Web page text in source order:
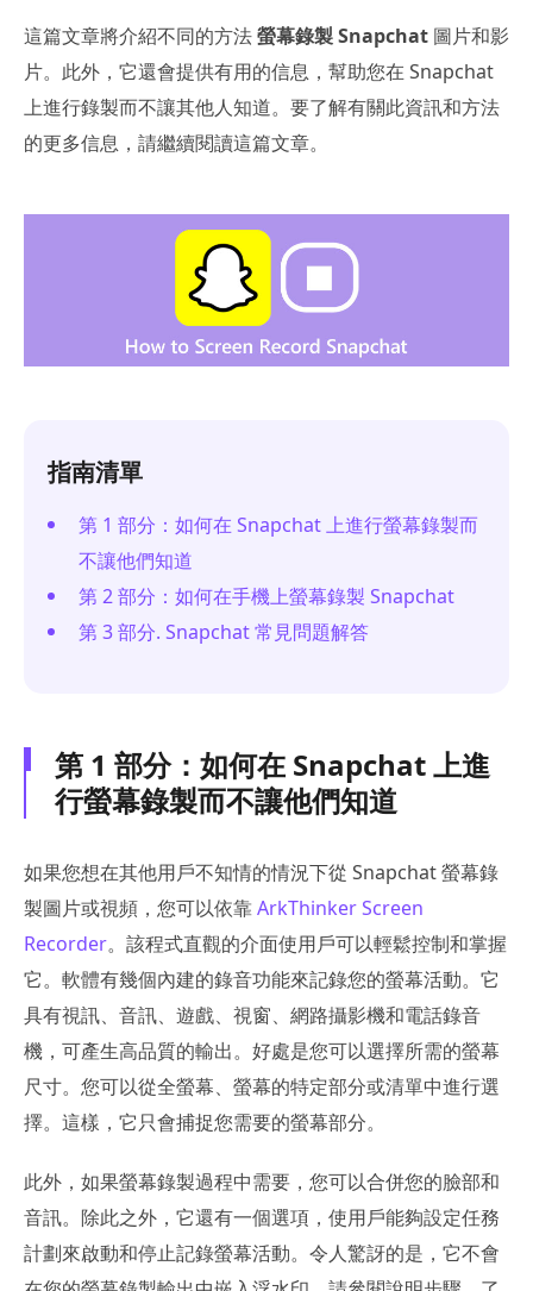
這篇文章將介紹不同的方法螢幕錄製 Snapchat 圖片和影
片。此外，它還會提供有用的信息，幫助您在 Snapchat
上進行錄製而不讓其他人知道。要了解有關此資訊和方法
的更多信息，請繼續閱讀這篇文章。
指南清單
第 1 部分：如何在 Snapchat 上進行螢幕錄製而
不讓他們知道
第 2 部分：如何在手機上螢幕錄製 Snapchat
第 3 部分. Snapchat 常見問題解答
第 1 部分：如何在 Snapchat 上進
行螢幕錄製而不讓他們知道
如果您想在其他用戶不知情的情況下從 Snapchat 螢幕錄
製圖片或視頻，您可以依靠ArkThinker Screen
Recorder。該程式直觀的介面使用戶可以輕鬆控制和掌握
它。軟體有幾個內建的錄音功能來記錄您的螢幕活動。它
具有視訊、音訊、遊戲、視窗、網路攝影機和電話錄音
機，可產生高品質的輸出。好處是您可以選擇所需的螢幕
尺寸。您可以從全螢幕、螢幕的特定部分或清單中進行選
擇。這樣，它只會捕捉您需要的螢幕部分。
此外，如果螢幕錄製過程中需要，您可以合併您的臉部和
音訊。除此之外，它還有一個選項，使用戶能夠設定任務
計劃來啟動和停止記錄螢幕活動。令人驚訝的是，它不會